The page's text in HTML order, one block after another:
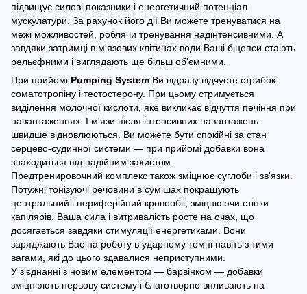
підвищує силові показники і енергетичний потенціал
мускулатури. За рахунок його дії Ви можете тренуватися на
межі можливостей, роблячи тренування надінтенсивними. А
завдяки затримці в м'язових клітинах води Ваші біцепси стають
рельєфними і виглядають ще більш об'ємними.
При прийомі Pumping System Ви відразу відчуєте стрибок
соматотропіну і тестостерону. При цьому стримується
виділення молочної кислоти, яке викликає відчуття печіння при
навантаженнях. І м'язи після інтенсивних навантажень
швидше відновлюються. Ви можете бути спокійні за стан
серцево-судинної системи ― при прийомі добавки вона
знаходиться під надійним захистом.
Предтренировочний комплекс також зміцнює суглоби і зв'язки.
Потужні тонізуючі речовини в сумішах покращують
центральний і периферійний кровообіг, зміцнюючи стінки
капілярів. Ваша сила і витривалість росте на очах, що
досягається завдяки стимуляції енергетиками. Вони
заряджають Вас на роботу в ударному темпі навіть з тими
вагами, які до цього здавалися неприступними.
У з'єднанні з новим елементом ― барвінком ― добавки
зміцнюють нервову систему і благотворно впливають на